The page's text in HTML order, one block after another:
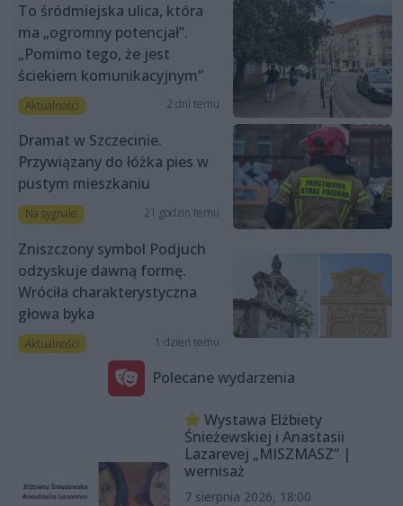
To śródmiejska ulica, która
ma „ogromny potencjał”.
„Pomimo tego, że jest
ściekiem komunikacyjnym”
Aktualności 2 dni temu
Dramat w Szczecinie.
Przywiązany do łóżka pies w
pustym mieszkaniu
Na sygnale 21 godzin temu
Zniszczony symbol Podjuch
odzyskuje dawną formę.
Wróciła charakterystyczna
głowa byka
Aktualności 1 dzień temu
Polecane wydarzenia
Wystawa Elżbiety
Śnieżewskiej i Anastasii
Lazarevej „MISZMASZ” |
wernisaż
7 sierpnia 2026, 18:00